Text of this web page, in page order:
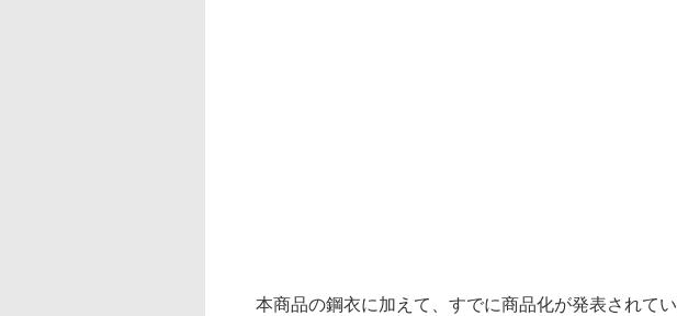
本商品の鋼衣に加えて、すでに商品化が発表されて